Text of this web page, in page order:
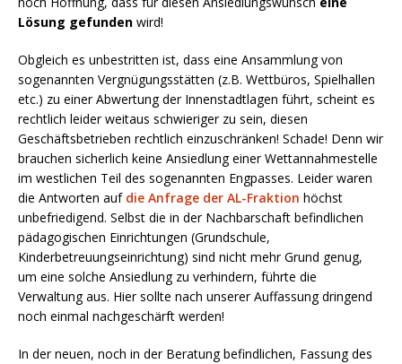
Lösung gefunden wird!
Obgleich es unbestritten ist, dass eine Ansammlung von
sogenannten Vergnügungsstätten (z.B. Wettbüros, Spielhallen
etc.) zu einer Abwertung der Innenstadtlagen führt, scheint es
rechtlich leider weitaus schwieriger zu sein, diesen
Geschäftsbetrieben rechtlich einzuschränken! Schade! Denn wir
brauchen sicherlich keine Ansiedlung einer Wettannahmestelle
im westlichen Teil des sogenannten Engpasses. Leider waren
die Antworten auf die Anfrage der AL-Fraktion höchst
unbefriedigend. Selbst die in der Nachbarschaft befindlichen
pädagogischen Einrichtungen (Grundschule,
Kinderbetreuungseinrichtung) sind nicht mehr Grund genug,
um eine solche Ansiedlung zu verhindern, führte die
Verwaltung aus. Hier sollte nach unserer Auffassung dringend
noch einmal nachgeschärft werden!
In der neuen, noch in der Beratung befindlichen, Fassung des